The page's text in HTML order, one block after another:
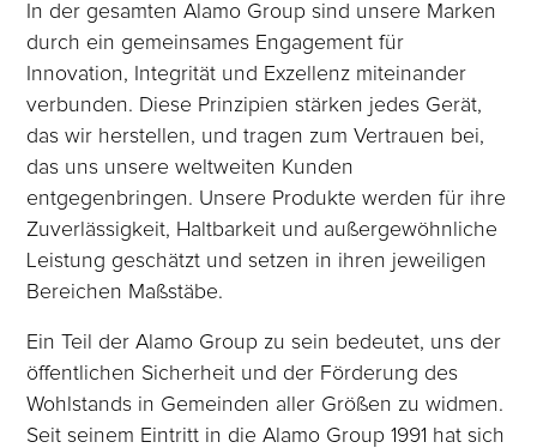
In der gesamten Alamo Group sind unsere Marken
durch ein gemeinsames Engagement für
Innovation, Integrität und Exzellenz miteinander
verbunden. Diese Prinzipien stärken jedes Gerät,
das wir herstellen, und tragen zum Vertrauen bei,
das uns unsere weltweiten Kunden
entgegenbringen. Unsere Produkte werden für ihre
Zuverlässigkeit, Haltbarkeit und außergewöhnliche
Leistung geschätzt und setzen in ihren jeweiligen
Bereichen Maßstäbe.
Ein Teil der Alamo Group zu sein bedeutet, uns der
öffentlichen Sicherheit und der Förderung des
Wohlstands in Gemeinden aller Größen zu widmen.
Seit seinem Eintritt in die Alamo Group 1991 hat sich